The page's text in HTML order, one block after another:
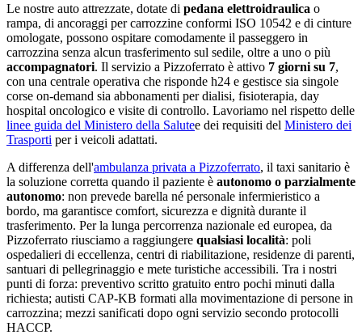
Le nostre auto attrezzate, dotate di pedana elettroidraulica o
rampa, di ancoraggi per carrozzine conformi ISO 10542 e di cinture
omologate, possono ospitare comodamente il passeggero in
carrozzina senza alcun trasferimento sul sedile, oltre a uno o più
accompagnatori. Il servizio a Pizzoferrato è attivo 7 giorni su 7,
con una centrale operativa che risponde h24 e gestisce sia singole
corse on-demand sia abbonamenti per dialisi, fisioterapia, day
hospital oncologico e visite di controllo. Lavoriamo nel rispetto delle
linee guida del Ministero della Salutee dei requisiti del Ministero dei
Trasporti per i veicoli adattati.
A differenza dell'ambulanza privata a Pizzoferrato, il taxi sanitario è
la soluzione corretta quando il paziente è autonomo o parzialmente
autonomo: non prevede barella né personale infermieristico a
bordo, ma garantisce comfort, sicurezza e dignità durante il
trasferimento. Per la lunga percorrenza nazionale ed europea, da
Pizzoferrato riusciamo a raggiungere qualsiasi località: poli
ospedalieri di eccellenza, centri di riabilitazione, residenze di parenti,
santuari di pellegrinaggio e mete turistiche accessibili. Tra i nostri
punti di forza: preventivo scritto gratuito entro pochi minuti dalla
richiesta; autisti CAP-KB formati alla movimentazione di persone in
carrozzina; mezzi sanificati dopo ogni servizio secondo protocolli
HACCP.